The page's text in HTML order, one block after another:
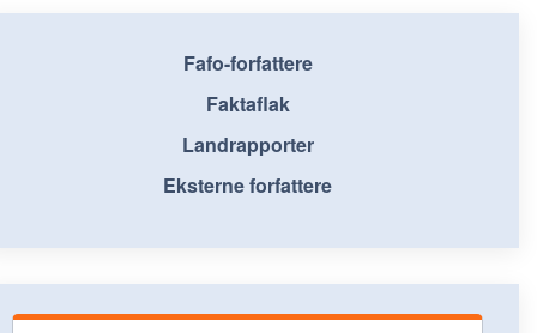
Fafo-forfattere
Faktaflak
Landrapporter
Eksterne forfattere